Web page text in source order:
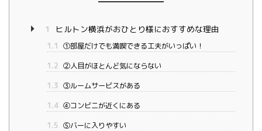
1 ヒルトン横浜がおひとり様におすすめな理由
1.1 ①部屋だけでも満喫できる工夫がいっぱい！
1.2 ②人目がほとんど気にならない
1.3 ③ルームサービスがある
1.4 ④コンビニが近くにある
1.5 ⑤バーに入りやすい